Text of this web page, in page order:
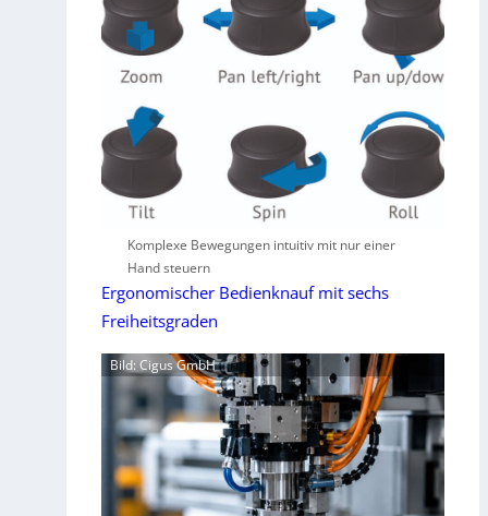
Komplexe Bewegungen intuitiv mit nur einer
Hand steuern
Ergonomischer Bedienknauf mit sechs
Freiheitsgraden
Bild: Cigus GmbH